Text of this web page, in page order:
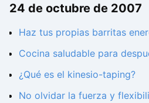
24 de octubre de 2007
Haz tus propias barritas
Cocina saludable para
¿Qué es el kinesio-taping?
No olvidar la fuerza y